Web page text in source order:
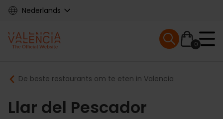
Skip
content
Nederlands
Main
navigation
0
Mobile menu
Breadcrumb
De beste restaurants om te eten in Valencia
Llar del Pescador